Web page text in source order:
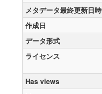
メタデータ最終更新日時
作成日
データ形式
ライセンス
Has views